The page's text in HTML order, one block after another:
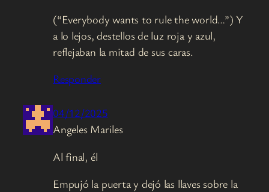
(“Everybody wants to rule the world…”) Y
a lo lejos, destellos de luz roja y azul,
reflejaban la mitad de sus caras.
Responder
04/12/2025
Angeles Mariles
Al final, él
Empujó la puerta y dejó las llaves sobre la